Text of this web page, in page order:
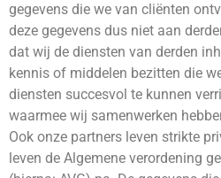
gegevens die we van cliënten
deze gegevens dus niet aan
dat wij de diensten van derden
kennis of middelen bezitten die
diensten succesvol te kunnen
waarmee wij samenwerken
Ook onze partners leven strikte
leven de Algemene verordening